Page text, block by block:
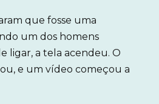
que fosse uma
um dos homens
ligar, a tela acendeu. O
e um vídeo começou a